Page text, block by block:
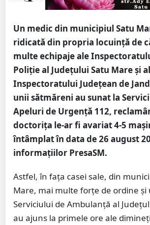
Un medic din municipiul Satu
ridicată din propria locuință de
multe echipaje ale
Poliție al Județului Satu Mare și
Inspectoratului Județean de
unii sătmăreni au sunat la
Apeluri de Urgență 112,
doctorița le-ar fi avariat 4-5
întâmplat în data de 26 august
informațiilor PresaSM.
Astfel, în fața casei sale, din
Mare, mai multe forțe de ordine și
Serviciului de Ambulanță al
au ajuns la primele ore ale